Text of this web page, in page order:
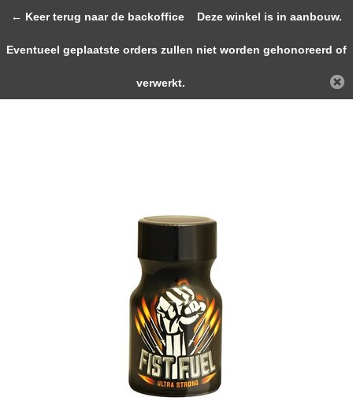
Home
← Keer terug naar de backoffice Deze winkel is in aanbouw.
Eventueel geplaatste orders zullen niet worden gehonoreerd of
verwerkt.